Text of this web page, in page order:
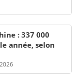
: 337 000
année, selon